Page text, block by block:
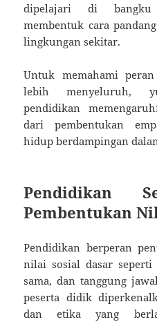
dipelajari di bangku
membentuk cara
lingkungan sekitar.
Untuk memahami
lebih menyeluruh,
pendidikan
dari pembentukan
hidup berdampingan
Pendidikan
Pembentukan
Pendidikan berperan
nilai sosial dasar
sama, dan tanggung
peserta didik
dan etika yang